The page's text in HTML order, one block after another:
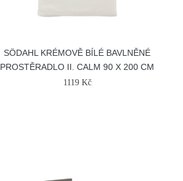
SÖDAHL KRÉMOVĚ BÍLÉ BAVLNĚNÉ
PROSTĚRADLO II. CALM 90 X 200 CM
1119 Kč